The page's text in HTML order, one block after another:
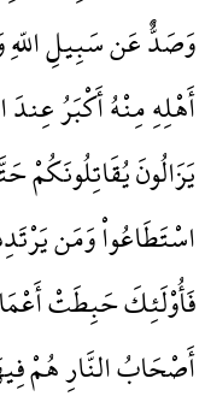
وَصَدٌّ عَن سَبِيلِ اللّهِ
أَهْلِهِ مِنْهُ أَكْبَرُ عِندَ
يَزَالُونَ
اسْتَطَاعُواْ وَمَن
فَأُوْلَئِكَ حَبِطَتْ
أَصْحَابُ النَّارِ هُمْ